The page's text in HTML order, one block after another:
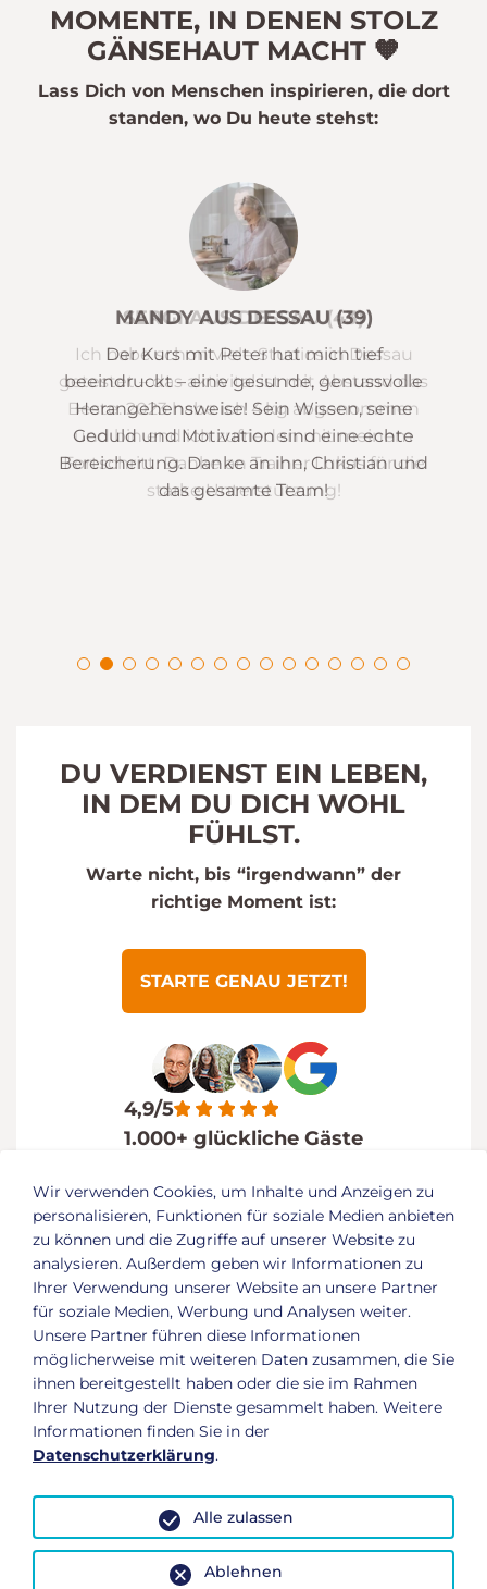
MOMENTE, IN DENEN STOLZ
GÄNSEHAUT MACHT 🧡
Lass Dich von Menschen inspirieren, die dort
standen, wo Du heute stehst:
MANDY AUS DESSAU (39)
Der Kurs mit Peter hat mich tief
beeindruckt – eine gesunde, genussvolle
Herangehensweise! Sein Wissen, seine
Geduld und Motivation sind eine echte
Bereicherung. Danke an ihn, Christian und
das gesamte Team!
DU VERDIENST EIN LEBEN,
IN DEM DU DICH WOHL
FÜHLST.
Warte nicht, bis “irgendwann” der
richtige Moment ist:
STARTE GENAU JETZT!
4,9/5
1.000+ glückliche Gäste
Premium Fitness und Gesundheit in Dessau: Das
aktiVital ist mehr als nur ein Fitnessstudio in
Dessau.
Elisabethstr. 25 06844 Dessau-Roßlau
Telefon: 0340 25084372
E-Mail: info@aktivital-dessau.de
Wir verwenden Cookies, um Inhalte und Anzeigen zu
personalisieren, Funktionen für soziale Medien anbieten
zu können und die Zugriffe auf unserer Website zu
analysieren. Außerdem geben wir Informationen zu
Ihrer Verwendung unserer Website an unsere Partner
für soziale Medien, Werbung und Analysen weiter.
Unsere Partner führen diese Informationen
möglicherweise mit weiteren Daten zusammen, die Sie
ihnen bereitgestellt haben oder die sie im Rahmen
Ihrer Nutzung der Dienste gesammelt haben. Weitere
Informationen finden Sie in der
Datenschutzerklärung.
Ablehnen
Alle zulassen